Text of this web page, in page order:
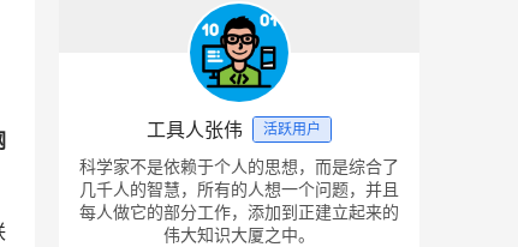
工具人张伟 活跃用户
科学家不是依赖于个人的思想，而是综合了
几千人的智慧，所有的人想一个问题，并且
每人做它的部分工作，添加到正建立起来的
伟大知识大厦之中。